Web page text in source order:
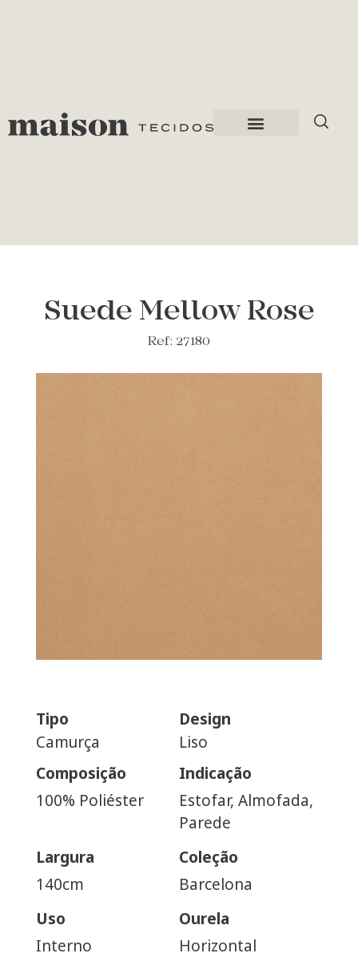
Suede Mellow Rose
Ref: 27180
Tipo
Camurça
Design
Liso
Composição
100% Poliéster
Indicação
Estofar, Almofada,
Parede
Largura
140cm
Coleção
Barcelona
Uso
Interno
Ourela
Horizontal